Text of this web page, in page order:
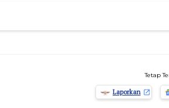
Tetap
Laporkan